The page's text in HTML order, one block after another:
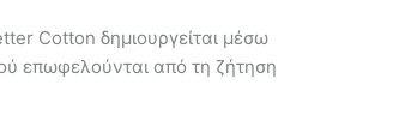
Cotton δημιουργείται μέσω
επωφελούνται από τη ζήτηση